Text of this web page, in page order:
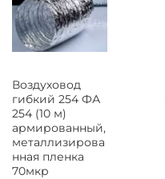
Воздуховод
гибкий 254 ФА
254 (10 м)
армированный,
металлизирова
нная пленка
70мкр